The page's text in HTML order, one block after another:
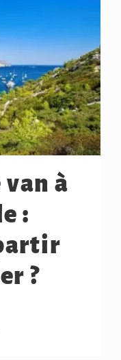
à
:
?